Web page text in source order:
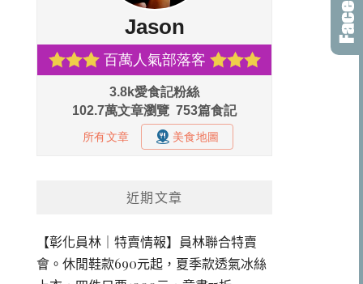
近期文章
【彰化員林｜特賣情報】員林聯合特賣
會。休閒鞋款690元起，夏季款透氣冰絲